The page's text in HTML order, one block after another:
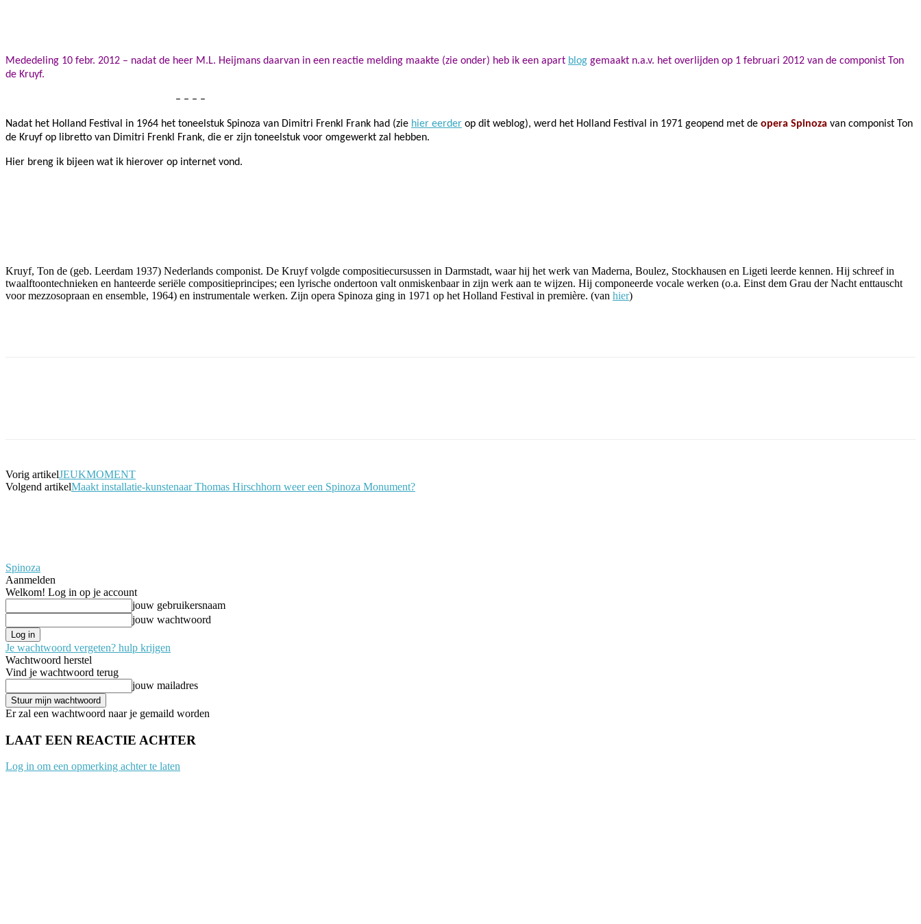
Mededeling 10 febr. 2012 – nadat de heer M.L. Heijmans daarvan in een reactie melding maakte (zie onder) heb ik een apart blog gemaakt n.a.v. het overlijden op 1 februari 2012 van de componist Ton
de Kruyf.
– – – –
Nadat het Holland Festival in 1964 het toneelstuk Spinoza van Dimitri Frenkl Frank had (zie hier eerder op dit weblog), werd het Holland Festival in 1971 geopend met de opera Spinoza van componist Ton
de Kruyf op libretto van Dimitri Frenkl Frank, die er zijn toneelstuk voor omgewerkt zal hebben.
Hier breng ik bijeen wat ik hierover op internet vond.
Kruyf, Ton de (geb. Leerdam 1937) Nederlands componist. De Kruyf volgde compositiecursussen in Darmstadt, waar hij het werk van Maderna, Boulez, Stockhausen en Ligeti leerde kennen. Hij schreef in
twaalftoontechnieken en hanteerde seriële compositieprincipes; een lyrische ondertoon valt onmiskenbaar in zijn werk aan te wijzen. Hij componeerde vocale werken (o.a. Einst dem Grau der Nacht enttauscht
voor mezzosopraan en ensemble, 1964) en instrumentale werken. Zijn opera Spinoza ging in 1971 op het Holland Festival in première. (van hier)
Vorig artikelJEUKMOMENT
Volgend artikelMaakt installatie-kunstenaar Thomas Hirschhorn weer een Spinoza Monument?
Spinoza
Aanmelden
Welkom! Log in op je account
jouw gebruikersnaam
jouw wachtwoord
Je wachtwoord vergeten? hulp krijgen
Wachtwoord herstel
Vind je wachtwoord terug
jouw mailadres
Er zal een wachtwoord naar je gemaild worden
LAAT EEN REACTIE ACHTER
Log in om een opmerking achter te laten